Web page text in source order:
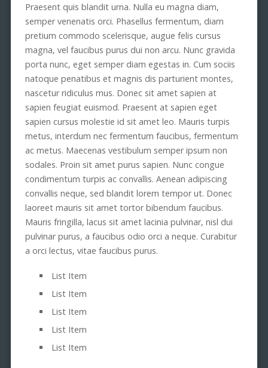
Praesent quis blandit urna. Nulla eu magna diam,
semper venenatis orci. Phasellus fermentum, diam
pretium commodo scelerisque, augue felis cursus
magna, vel faucibus purus dui non arcu. Nunc gravida
porta nunc, eget semper diam egestas in. Cum sociis
natoque penatibus et magnis dis parturient montes,
nascetur ridiculus mus. Donec sit amet sapien at
sapien feugiat euismod. Praesent at sapien eget
sapien cursus molestie id sit amet leo. Mauris turpis
metus, interdum nec fermentum faucibus, fermentum
ac metus. Maecenas vestibulum semper ipsum non
sodales. Proin sit amet purus sapien. Nunc congue
condimentum turpis ac convallis. Aenean adipiscing
convallis neque, sed blandit lorem tempor ut. Donec
laoreet mauris sit amet tortor bibendum faucibus.
Mauris fringilla, lacus sit amet lacinia pulvinar, nisl dui
pulvinar purus, a faucibus odio orci a neque. Curabitur
a orci lectus, vitae faucibus purus.
List Item
List Item
List Item
List Item
List Item